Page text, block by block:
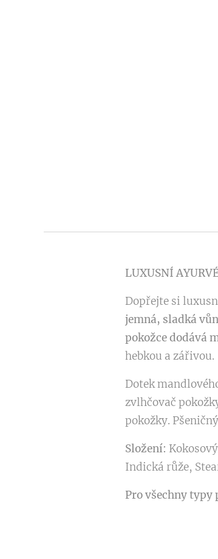
LUXUSNÍ
Dopřejte si
jemná, sladká
pokožce dodává
hebkou a zářivou.
Dotek
zvlhčovač
pokožky.
Složení:
Indická růže,
Pro všechny typy